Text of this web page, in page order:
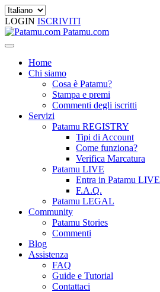
LOGIN ISCRIVITI
Patamu.com
Home
Chi siamo
Cosa è Patamu?
Stampa e premi
Commenti degli iscritti
Servizi
Patamu REGISTRY
Tipi di Account
Come funziona?
Verifica Marcatura
Patamu LIVE
Entra in Patamu LIVE
F.A.Q.
Patamu LEGAL
Community
Patamu Stories
Commenti
Blog
Assistenza
FAQ
Guide e Tutorial
Contattaci